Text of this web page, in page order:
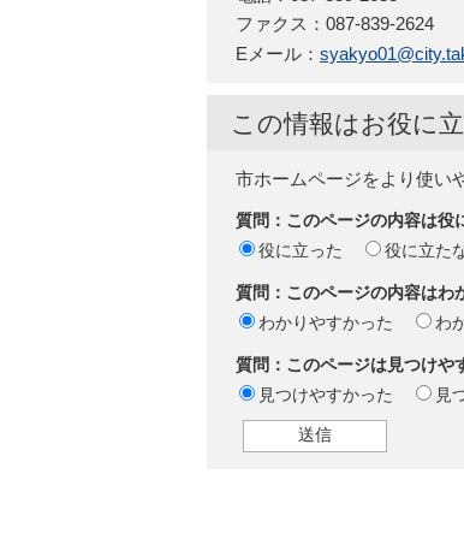
ファクス：087-839-2624
Eメール：
この情報はお役に
市ホームページをより使い
質問：このページの内容は役
役に立った
役に立た
質問：このページの内容はわ
わかりやすかった
わ
質問：このページは見つけや
見つけやすかった
見